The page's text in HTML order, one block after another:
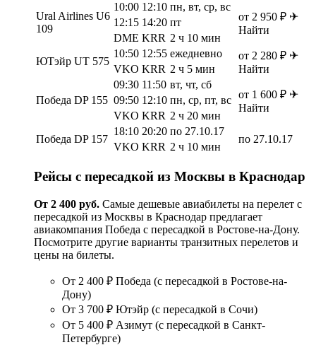
Ural Airlines U6
109
10:00 12:10 пн, вт, ср, вс
от 2 950 ₽ ✈
Найти
12:15 14:20 пт
DME KRR 2 ч 10 мин
ЮТэйр UT 575
10:50 12:55 ежедневно
от 2 280 ₽ ✈
Найти
VKO KRR 2 ч 5 мин
Победа DP 155
09:30 11:50 вт, чт, сб
от 1 600 ₽ ✈
Найти
09:50 12:10 пн, ср, пт, вс
VKO KRR 2 ч 20 мин
Победа DP 157
18:10 20:20 по 27.10.17
по 27.10.17
VKO KRR 2 ч 10 мин
Рейсы с пересадкой из Москвы в Краснодар
От 2 400 руб. Cамые дешевые авиабилеты на перелет с
пересадкой из Москвы в Краснодар предлагает
авиакомпания Победа с пересадкой в Ростове-на-Дону.
Посмотрите другие варианты транзитных перелетов и
цены на билеты.
От 2 400 ₽ Победа (с пересадкой в Ростове-на-
Дону)
От 3 700 ₽ Ютэйр (с пересадкой в Сочи)
От 5 400 ₽ Азимут (с пересадкой в Санкт-
Петербурге)